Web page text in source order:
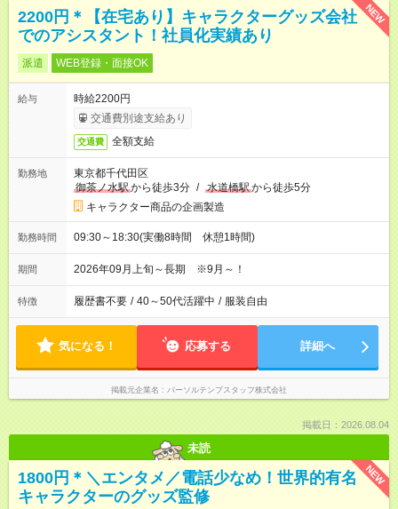
NEW
2200円＊【在宅あり】キャラクターグッズ会社
でのアシスタント！社員化実績あり
派遣 WEB登録・面接OK
給与
時給2200円
交通費別途支給あり
交通費 全額支給
勤務地
東京都千代田区
御茶ノ水駅から徒歩3分 / 水道橋駅から徒歩5分
キャラクター商品の企画製造
勤務時間 09:30～18:30(実働8時間 休憩1時間)
期間 2026年09月上旬～長期 ※9月～！
特徴 履歴書不要 / 40～50代活躍中 / 服装自由
気になる！ 応募する 詳細へ
掲載元企業名 パーソルテンプスタッフ株式会社
掲載日：2026.08.04
未読
NEW
1800円＊＼エンタメ／電話少なめ！世界的有名
キャラクターのグッズ監修